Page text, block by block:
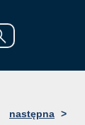
następna >